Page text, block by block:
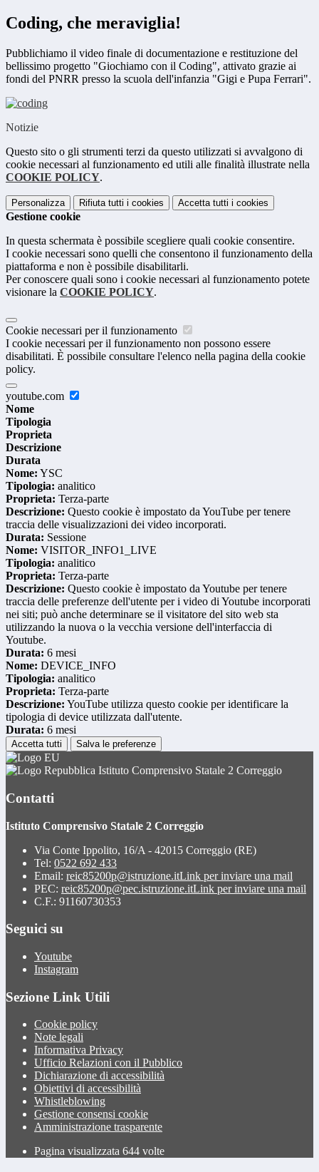
Coding, che meraviglia!
Pubblichiamo il video finale di documentazione e restituzione del
bellissimo progetto "Giochiamo con il Coding", attivato grazie ai
fondi del PNRR presso la scuola dell'infanzia "Gigi e Pupa Ferrari".
Notizie
Questo sito o gli strumenti terzi da questo utilizzati si avvalgono di
cookie necessari al funzionamento ed utili alle finalità illustrate nella
COOKIE POLICY.
Personalizza Rifiuta tutti i cookies Accetta tutti i cookies
Gestione cookie
In questa schermata è possibile scegliere quali cookie consentire.
I cookie necessari sono quelli che consentono il funzionamento della
piattaforma e non è possibile disabilitarli.
Per conoscere quali sono i cookie necessari al funzionamento potete
visionare la COOKIE POLICY.
Cookie necessari per il funzionamento
I cookie necessari per il funzionamento non possono essere
disabilitati. È possibile consultare l'elenco nella pagina della cookie
policy.
youtube.com
Nome
Tipologia
Proprieta
Descrizione
Durata
Nome: YSC
Tipologia: analitico
Proprieta: Terza-parte
Descrizione: Questo cookie è impostato da YouTube per tenere
traccia delle visualizzazioni dei video incorporati.
Durata: Sessione
Nome: VISITOR_INFO1_LIVE
Tipologia: analitico
Proprieta: Terza-parte
Descrizione: Questo cookie è impostato da Youtube per tenere
traccia delle preferenze dell'utente per i video di Youtube incorporati
nei siti; può anche determinare se il visitatore del sito web sta
utilizzando la nuova o la vecchia versione dell'interfaccia di
Youtube.
Durata: 6 mesi
Nome: DEVICE_INFO
Tipologia: analitico
Proprieta: Terza-parte
Descrizione: YouTube utilizza questo cookie per identificare la
tipologia di device utilizzata dall'utente.
Durata: 6 mesi
Accetta tutti Salva le preferenze
Istituto Comprensivo Statale 2 Correggio
Contatti
Istituto Comprensivo Statale 2 Correggio
Via Conte Ippolito, 16/A - 42015 Correggio (RE)
Tel: 0522 692 433
Email: reic85200p@istruzione.itLink per inviare una mail
PEC: reic85200p@pec.istruzione.itLink per inviare una mail
C.F.: 91160730353
Seguici su
Youtube
Instagram
Sezione Link Utili
Cookie policy
Note legali
Informativa Privacy
Ufficio Relazioni con il Pubblico
Dichiarazione di accessibilità
Obiettivi di accessibilità
Whistleblowing
Gestione consensi cookie
Amministrazione trasparente
Pagina visualizzata 644 volte